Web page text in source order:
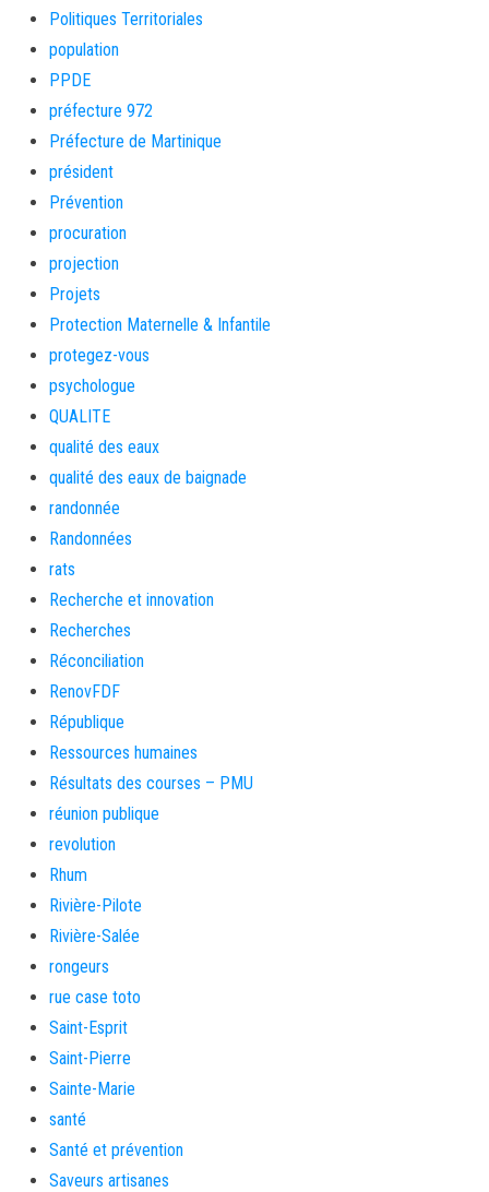
Politiques Territoriales
population
PPDE
préfecture 972
Préfecture de Martinique
président
Prévention
procuration
projection
Projets
Protection Maternelle & Infantile
protegez-vous
psychologue
QUALITE
qualité des eaux
qualité des eaux de baignade
randonnée
Randonnées
rats
Recherche et innovation
Recherches
Réconciliation
RenovFDF
République
Ressources humaines
Résultats des courses – PMU
réunion publique
revolution
Rhum
Rivière-Pilote
Rivière-Salée
rongeurs
rue case toto
Saint-Esprit
Saint-Pierre
Sainte-Marie
santé
Santé et prévention
Saveurs artisanes